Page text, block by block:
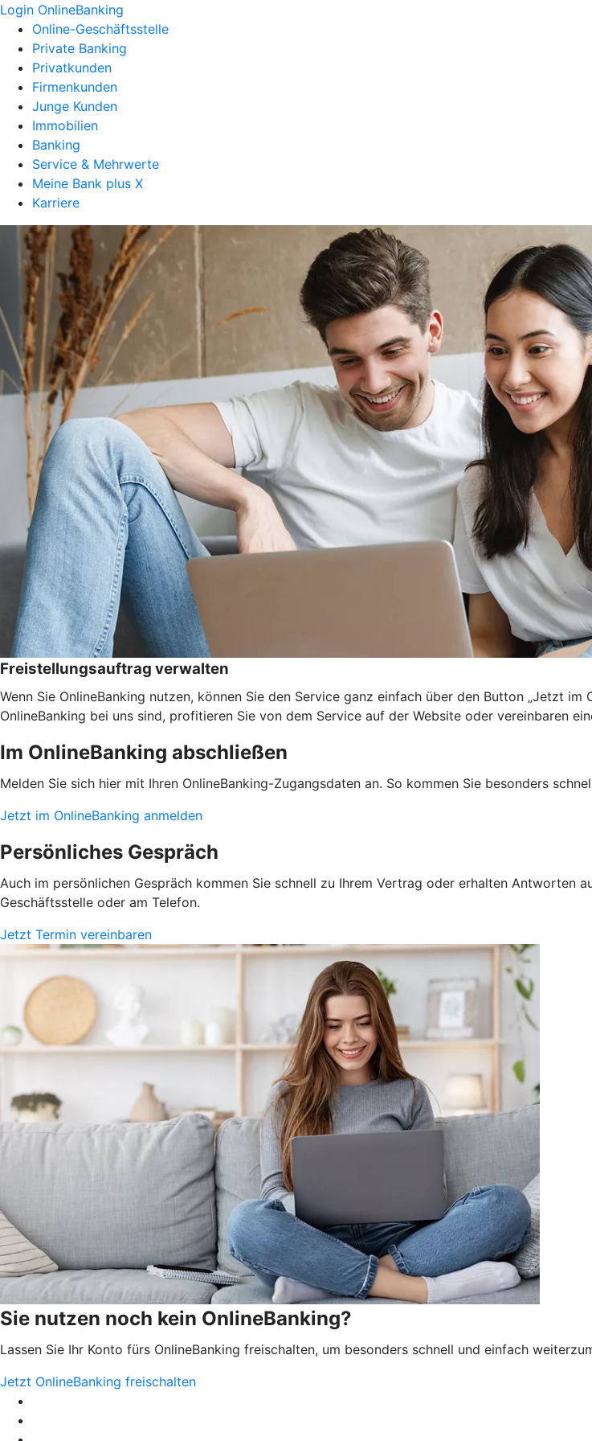
Login OnlineBanking
Online-Geschäftsstelle
Private Banking
Privatkunden
Firmenkunden
Junge Kunden
Immobilien
Banking
Service & Mehrwerte
Meine Bank plus X
Karriere
Freistellungsauftrag verwalten
Wenn Sie OnlineBanking nutzen, können Sie den Service ganz einfach über den Button „Jetzt im
OnlineBanking bei uns sind, profitieren Sie von dem Service auf der Website oder vereinbaren
Im OnlineBanking abschließen
Melden Sie sich hier mit Ihren OnlineBanking-Zugangsdaten an. So kommen Sie besonders
Jetzt im OnlineBanking anmelden
Persönliches Gespräch
Auch im persönlichen Gespräch kommen Sie schnell zu Ihrem Vertrag oder erhalten Antworten
Geschäftsstelle oder am Telefon.
Jetzt Termin vereinbaren
Sie nutzen noch kein OnlineBanking?
Lassen Sie Ihr Konto fürs OnlineBanking freischalten, um besonders schnell und einfach
Jetzt OnlineBanking freischalten